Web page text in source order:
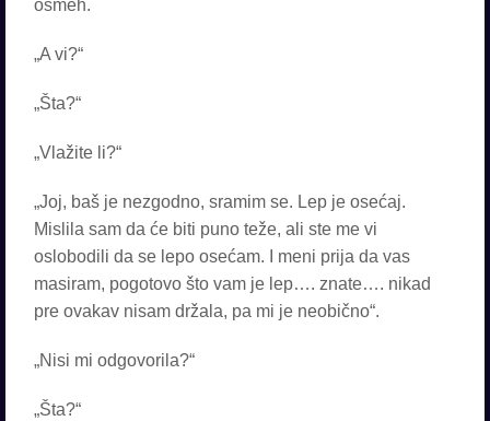
osmeh.
„A vi?“
„Šta?“
„Vlažite li?“
„Joj, baš je nezgodno, sramim se. Lep je osećaj.
Mislila sam da će biti puno teže, ali ste me vi
oslobodili da se lepo osećam. I meni prija da vas
masiram, pogotovo što vam je lep…. znate…. nikad
pre ovakav nisam držala, pa mi je neobično“.
„Nisi mi odgovorila?“
„Šta?“